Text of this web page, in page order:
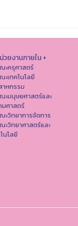
วยงานภายใน +
ะครุศาสตร์
เทคโนโลยี
หกรรม
ะมนุษยศาสตร์และ
มศาสตร์
ะวิทยาการจัดการ
ะวิทยาศาสตร์และ
นโลยี